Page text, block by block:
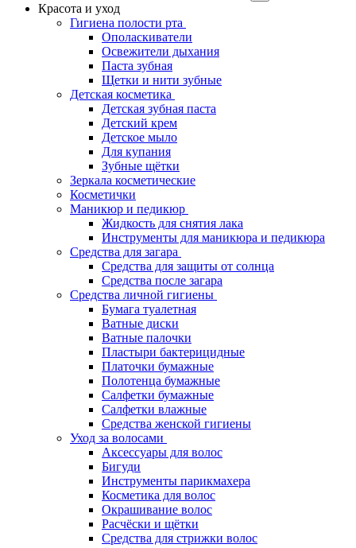
Красота и уход
Гигиена полости рта
Ополаскиватели
Освежители дыхания
Паста зубная
Щетки и нити зубные
Детская косметика
Детская зубная паста
Детский крем
Детское мыло
Для купания
Зубные щётки
Зеркала косметические
Косметички
Маникюр и педикюр
Жидкость для снятия лака
Инструменты для маникюра и педикюра
Средства для загара
Средства для защиты от солнца
Средства после загара
Средства личной гигиены
Бумага туалетная
Ватные диски
Ватные палочки
Пластыри бактерицидные
Платочки бумажные
Полотенца бумажные
Салфетки бумажные
Салфетки влажные
Средства женской гигиены
Уход за волосами
Аксессуары для волос
Бигуди
Инструменты парикмахера
Косметика для волос
Окрашивание волос
Расчёски и щётки
Средства для стрижки волос